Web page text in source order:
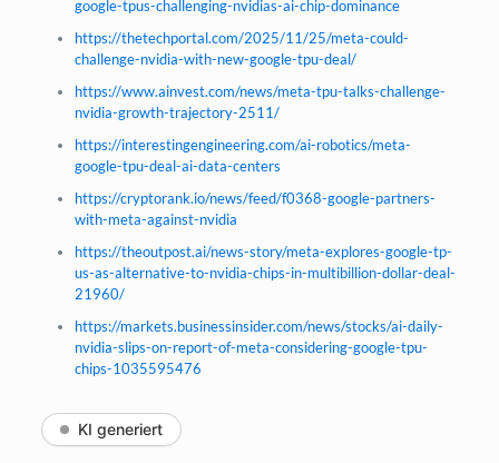
google-tpus-challenging-nvidias-ai-chip-dominance
https://thetechportal.com/2025/11/25/meta-could-
challenge-nvidia-with-new-google-tpu-deal/
https://www.ainvest.com/news/meta-tpu-talks-challenge-
nvidia-growth-trajectory-2511/
https://interestingengineering.com/ai-robotics/meta-
google-tpu-deal-ai-data-centers
https://cryptorank.io/news/feed/f0368-google-partners-
with-meta-against-nvidia
https://theoutpost.ai/news-story/meta-explores-google-tp-
us-as-alternative-to-nvidia-chips-in-multibillion-dollar-deal-
21960/
https://markets.businessinsider.com/news/stocks/ai-daily-
nvidia-slips-on-report-of-meta-considering-google-tpu-
chips-1035595476
KI generiert